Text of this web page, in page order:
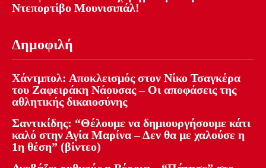
Ντεπορτίβο Μουνισιπάλ!
Δημοφιλή
Χάντμπολ: Αποκλεισμός στον Νίκο Τσαγκέρα
του Ζαφειράκη Νάουσας – Οι αποφάσεις της
αθλητικής δικαιοσύνης
Σαντικίδης: “Θέλουμε να δημιουργήσουμε κάτι
καλό στην Αγία Μαρίνα – Δεν θα με χαλούσε η
1η θέση” (βίντεο)